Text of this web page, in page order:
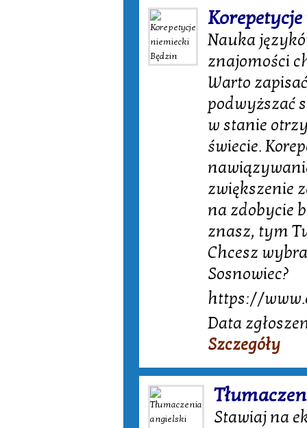
Nauka
znajomości
Warto
podwyższać
w stanie
świecie.
zwiększenie
na zdobycie
znasz, tym
Chcesz
Sosnowiec?
https://
Data
Szczegóły
Stawiaj na